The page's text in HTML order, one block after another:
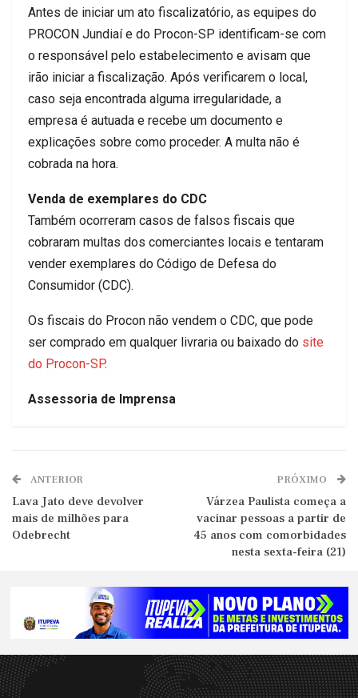
Antes de iniciar um ato fiscalizatório, as equipes do
PROCON Jundiaí e do Procon-SP identificam-se com
o responsável pelo estabelecimento e avisam que
irão iniciar a fiscalização. Após verificarem o local,
caso seja encontrada alguma irregularidade, a
empresa é autuada e recebe um documento e
explicações sobre como proceder. A multa não é
cobrada na hora.
Venda de exemplares do CDC
Também ocorreram casos de falsos fiscais que
cobraram multas dos comerciantes locais e tentaram
vender exemplares do Código de Defesa do
Consumidor (CDC).
Os fiscais do Procon não vendem o CDC, que pode
ser comprado em qualquer livraria ou baixado do site
do Procon-SP.
Assessoria de Imprensa
ANTERIOR
Lava Jato deve devolver
mais de milhões para
Odebrecht
PRÓXIMO
Várzea Paulista começa a
vacinar pessoas a partir de
45 anos com comorbidades
nesta sexta-feira (21)